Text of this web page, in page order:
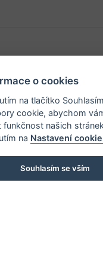
o cookies
na tlačítko
cookie, abychom
funkčnost našich
na Nastavení
Souhlasím se vším